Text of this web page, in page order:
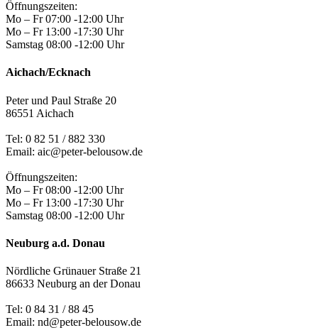
Öffnungszeiten:
Mo – Fr 07:00 -12:00 Uhr
Mo – Fr 13:00 -17:30 Uhr
Samstag 08:00 -12:00 Uhr
Aichach/Ecknach
Peter und Paul Straße 20
86551 Aichach
Tel: 0 82 51 / 882 330
Email: aic@peter-belousow.de
Öffnungszeiten:
Mo – Fr 08:00 -12:00 Uhr
Mo – Fr 13:00 -17:30 Uhr
Samstag 08:00 -12:00 Uhr
Neuburg a.d. Donau
Nördliche Grünauer Straße 21
86633 Neuburg an der Donau
Tel: 0 84 31 / 88 45
Email: nd@peter-belousow.de